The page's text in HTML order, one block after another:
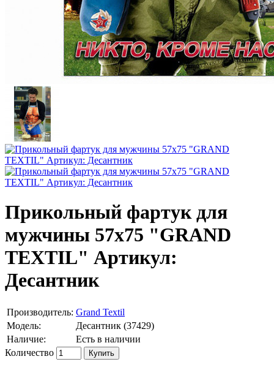
Прикольный фартук для
мужчины 57х75 "GRAND
TEXTIL" Артикул:
Десантник
Производитель: Grand Textil
Модель:
Десантник (37429)
Наличие:
Есть в наличии
Количество
Купить